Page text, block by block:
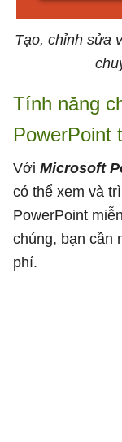
Tạo, chỉnh sửa
Tính năng
PowerPoint
Với Microsoft
có thể xem và
PowerPoint
chúng, bạn cần
phí.